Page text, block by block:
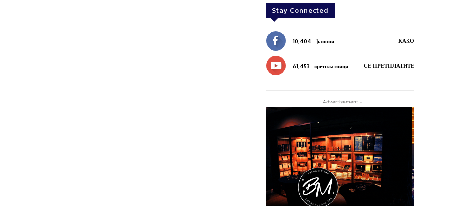
Stay Connected
10,404 фанови КАКО
61,453 претплатници СЕ ПРЕТПЛАТИТЕ
- Advertisement -